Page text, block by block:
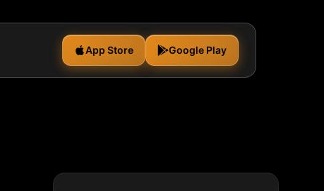
App Store Google Play